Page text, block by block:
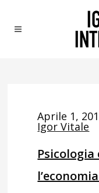
Aprile 1,
Igor Vitale
Psicologia